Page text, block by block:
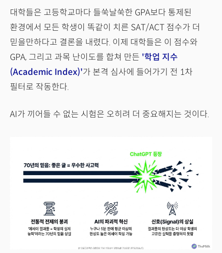
대학들은 고등학교마다 들쑥날쑥한 GPA보다 통제된
환경에서 모든 학생이 똑같이 치른 SAT/ACT 점수가 더
믿을만하다고 결론을 내렸다. 이제 대학들은 이 점수와
GPA, 그리고 과목 난이도를 합쳐 만든 '학업 지수
(Academic Index)'가 본격 심사에 들어가기 전 1차
필터로 작동한다.
AI가 끼어들 수 없는 시험은 오히려 더 중요해지는 것이다.